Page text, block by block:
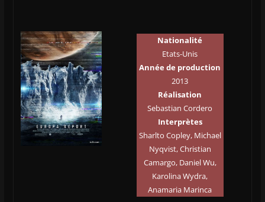
Nationalité
Etats-Unis
Année de production
2013
Réalisation
Sebastian Cordero
Interprètes
Sharlto Copley, Michael
Nyqvist, Christian
Camargo, Daniel Wu,
Karolina Wydra,
Anamaria Marinca